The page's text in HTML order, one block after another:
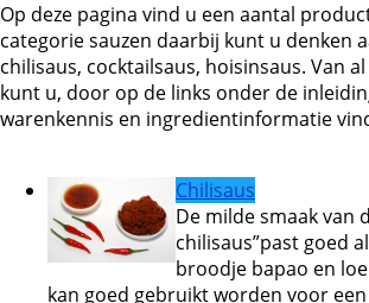
Op deze pagina vind u een aantal
categorie sauzen daarbij kunt u denken
chilisaus, cocktailsaus, hoisinsaus. Van
kunt u, door op de links onder de
warenkennis en ingredientinformatie
Chilisaus
De milde smaak van
chilisaus”past goed
broodje bapao en
kan goed gebruikt worden voor